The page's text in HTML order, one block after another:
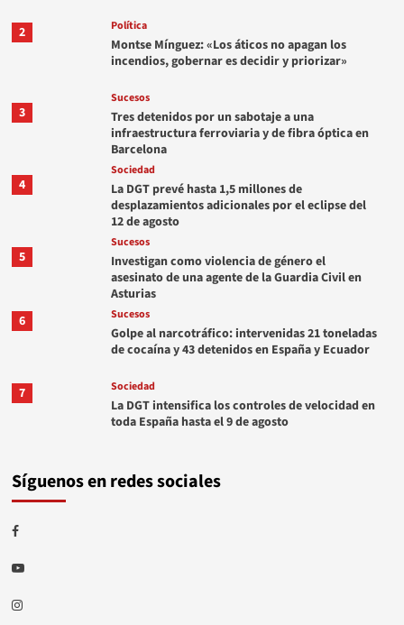
2 Política
Montse Mínguez: «Los áticos no apagan los
incendios, gobernar es decidir y priorizar»
3
Sucesos
Tres detenidos por un sabotaje a una
infraestructura ferroviaria y de fibra óptica en
Barcelona
4
Sociedad
La DGT prevé hasta 1,5 millones de
desplazamientos adicionales por el eclipse del
12 de agosto
5
Sucesos
Investigan como violencia de género el
asesinato de una agente de la Guardia Civil en
Asturias
6
Sucesos
Golpe al narcotráfico: intervenidas 21 toneladas
de cocaína y 43 detenidos en España y Ecuador
7 Sociedad
La DGT intensifica los controles de velocidad en
toda España hasta el 9 de agosto
Síguenos en redes sociales
Facebook
Youtube
Instagram